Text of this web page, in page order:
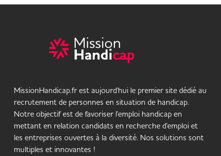
MissionHandicap.fr est aujourd'hui le premier site dédié au
recrutement de personnes en situation de handicap.
Notre objectif est de favoriser l'emploi handicap en
mettant en relation candidats en recherche d'emploi et
les entreprises ouvertes à la diversité. Nos solutions sont
multiples et innovantes !